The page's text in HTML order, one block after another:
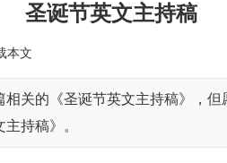
圣诞节英文主持稿
本文
关的《圣诞节英文主持稿》，
持稿》。